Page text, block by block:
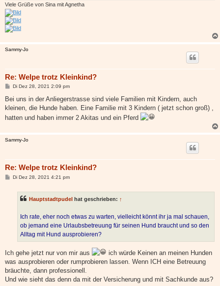
Viele Grüße von Sina mit Agnetha
Sammy-Jo
Re: Welpe trotz Kleinkind?
B
i
r
a
g
Di Dez 28, 2021 2:09 pm
Bei uns in der Anliegerstrasse sind viele Familien mit Kindern, auch
kleinen, die Hunde haben. Eine Familie mit 3 Kindern ( jetzt schon groß) ,
hatten und haben immer 2 Akitas und ein Pferd
Sammy-Jo
Re: Welpe trotz Kleinkind?
BDi Dez 28, 2021 4:21 pm
Hauptstadtpudel hat geschrieben: ↑
Ich rate, eher noch etwas zu warten, vielleicht könnt ihr ja mal schauen,
ob jemand eine Urlaubsbetreuung für seinen Hund braucht und so den
Alltag mit Hund ausprobieren?
Ich gehe jetzt nur von mir aus
ich würde Keinen an meinen Hunden
was ausprobieren oder rumprobieren lassen. Wenn ICH eine Betreuung
bräuchte, dann professionell.
Und wie sieht das denn da mit der Versicherung und mit Sachkunde aus?